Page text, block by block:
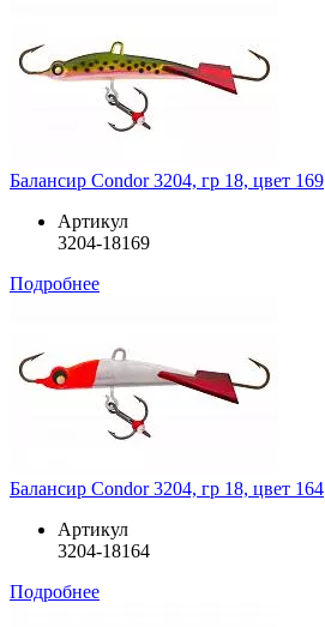
Балансир Condor 3204, гр 18, цвет 169
Артикул
3204-18169
Подробнее
Балансир Condor 3204, гр 18, цвет 164
Артикул
3204-18164
Подробнее